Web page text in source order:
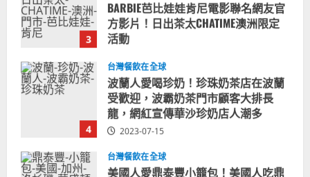
2023-08-03
4
台灣餐飲在全球
波蘭人愛喝珍奶！珍珠奶茶店在波蘭
受歡迎，波霸奶茶門市顧客大排長
龍，網紅宣傳華沙珍奶店人潮多
2023-07-15
5
台灣餐飲在全球
美國人愛鼎泰豐小籠包！美國人吃鼎
泰豐受歡迎台灣米其林餐廳！加州賭
城西雅圖分店排隊人潮影片盤點
2023-06-13